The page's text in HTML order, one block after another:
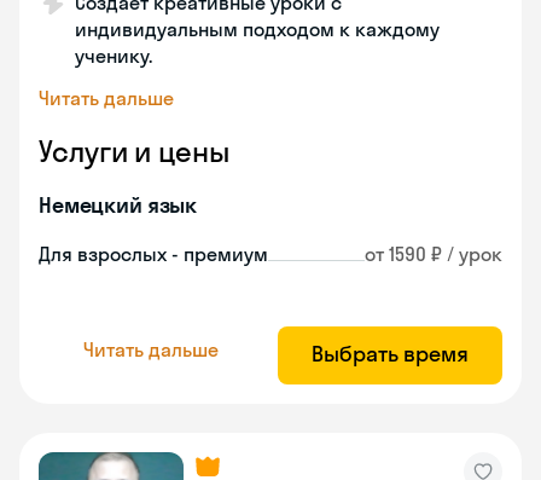
индивидуальным подходом к каждому
ученику.
Читать дальше
Услуги и цены
Немецкий язык
Для взрослых - премиум от 1590 ₽ / урок
Читать дальше Выбрать время